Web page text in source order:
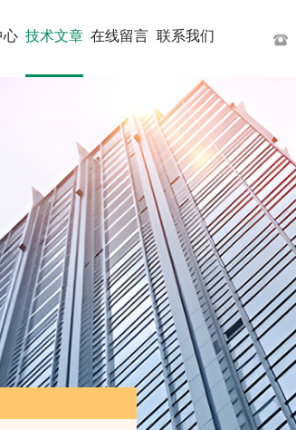
心 技术文章 在线留言 联系我们